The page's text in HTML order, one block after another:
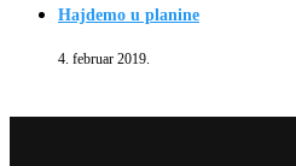
Hajdemo u planine
4. februar 2019.